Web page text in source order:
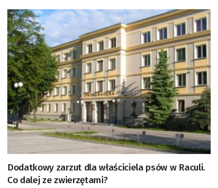
Dodatkowy zarzut dla właściciela psów w Raculi.
Co dalej ze zwierzętami?